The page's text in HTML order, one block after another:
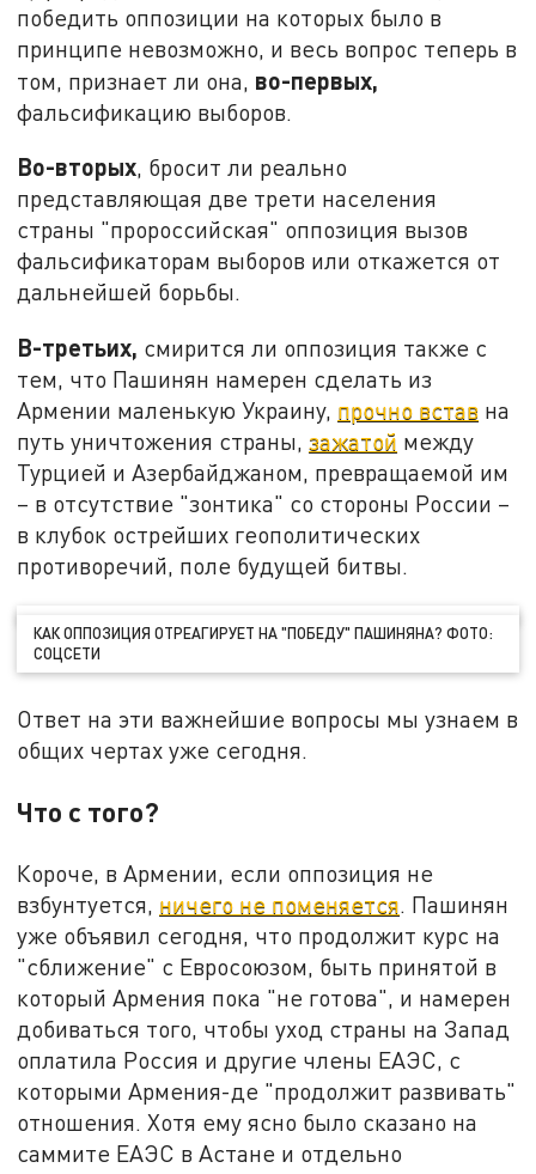
победить оппозиции на которых было в
принципе невозможно, и весь вопрос теперь в
том, признает ли она, во-первых,
фальсификацию выборов.
Во-вторых, бросит ли реально
представляющая две трети населения
страны "пророссийская" оппозиция вызов
фальсификаторам выборов или откажется от
дальнейшей борьбы.
В-третьих, смирится ли оппозиция также с
тем, что Пашинян намерен сделать из
Армении маленькую Украину, прочно встав на
путь уничтожения страны,зажатой между
Турцией и Азербайджаном, превращаемой им
– в отсутствие "зонтика" со стороны России –
в клубок острейших геополитических
противоречий, поле будущей битвы.
КАК ОППОЗИЦИЯ ОТРЕАГИРУЕТ НА "ПОБЕДУ" ПАШИНЯНА? ФОТО:
СОЦСЕТИ
Ответ на эти важнейшие вопросы мы узнаем в
общих чертах уже сегодня.
Что с того?
Короче, в Армении, если оппозиция не
взбунтуется, ничего не поменяется. Пашинян
уже объявил сегодня, что продолжит курс на
"сближение" с Евросоюзом, быть принятой в
который Армения пока "не готова", и намерен
добиваться того, чтобы уход страны на Запад
оплатила Россия и другие члены ЕАЭС, с
которыми Армения-де "продолжит развивать"
отношения. Хотя ему ясно было сказано на
саммите ЕАЭС в Астане и отдельно